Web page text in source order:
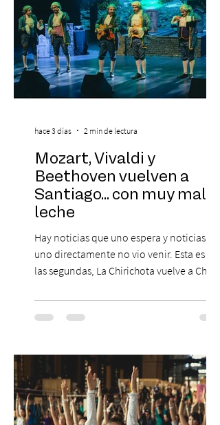
Mozart, Vivaldi y
Beethoven vuelven a
Santiago... con muy mala
leche
Hay noticias que uno espera y noticias que
uno directamente no vio venir. Esta es de
las segundas, La Chirichota vuelve a Chile.
Después de agotar entradas en su primer
paso por Santiago en 2025, el grupo
retorna al Teatro Estudio 13 con dos
funciones, el 14 y 15 de agosto de 2026,
para que nadie se quede con las ganas (de
nuevo). Llegan con la confianza de quien
ha hecho sold-out en Colombia, Miami,
hace 3 días 2 min de lectura